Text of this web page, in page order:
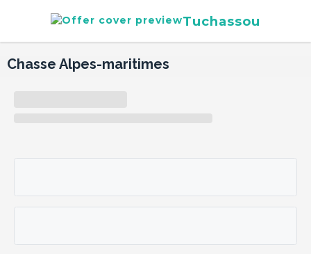
Tuchassou
Chasse Alpes-maritimes